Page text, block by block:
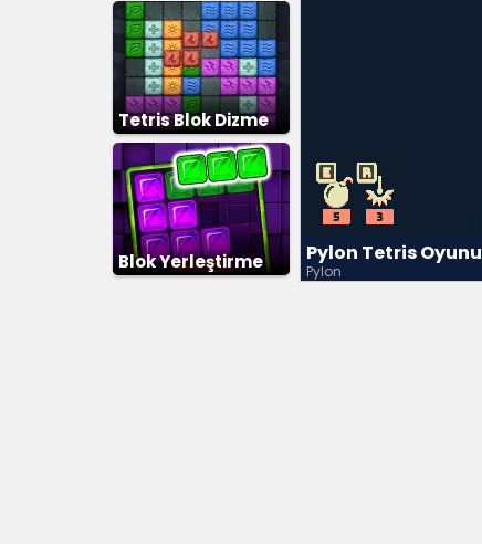
Tetris Blok Dizme
Blok Yerleştirme Pylon Tetris Oyunu
Pylon